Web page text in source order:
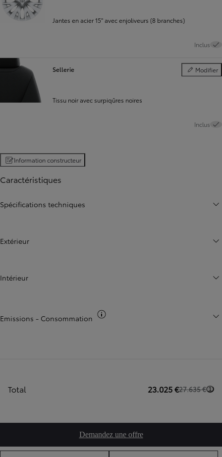
Jantes en acier 15" avec enjoliveurs (8 branches)
Inclus
Sellerie Modifier
Sellerie
Tissu noir avec surpiqûres noires
Inclus
Information constructeur
Caractéristiques
Spécifications techniques
Extérieur
Intérieur
Emissions - Consommation
Total 23.025 €27.635 € 1
Demandez une offre